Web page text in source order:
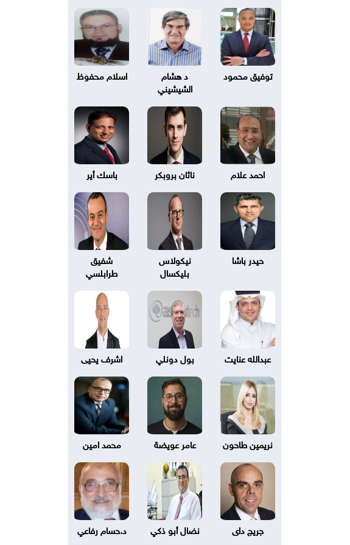
توفيق محمود
د هشام
الشيشيني
اسلام محفوظ
احمد علام ناثان بروبكر باسك أير
حيدر باشا
نيكولاس
بليكسال
شفيق
طرابلسي
عبدالله عنايت بول دونلي اشرف يحيى
نريمين طاحون عامر عويضة محمد امين
جريج داى نضال أبو ذكي د.حسام رفاعي